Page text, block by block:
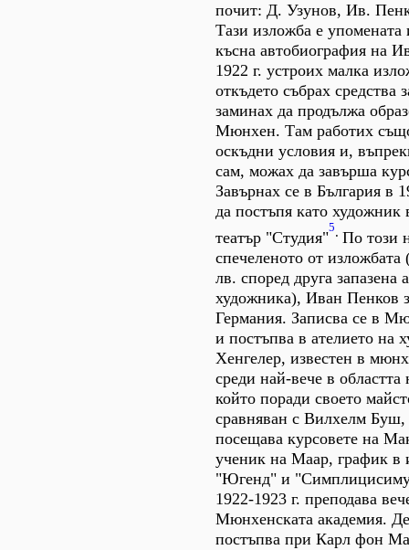
почит: Д. Узунов, Ив.
Тази изложба е упомената
късна автобиография на
1922 г. устроих малка
откъдето събрах средства
заминах да продължа
Мюнхен. Там работих
оскъдни условия и,
сам, можах да завърша
Завърнах се в България в
да постъпя като художник
театър "Студия"
5. По този
спечеленото от изложбата
лв. според друга запазена
художника), Иван Пенков
Германия. Записва се в
и постъпва в ателието на
Хенгелер, известен в
среди най-вече в областта
който поради своето
сравняван с Вилхелм
посещава курсовете на
ученик на Маар, график в
"Югенд" и
1922-1923 г. преподава
Мюнхенската академия.
постъпва при Карл фон